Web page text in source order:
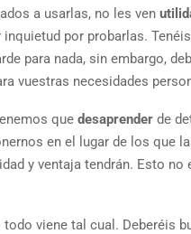
a usarlas, no les ven
por probarlas.
para nada, sin embargo,
vuestras necesidades
que desaprender de
en el lugar de los que
y ventaja tendrán. Esto
viene tal cual. Deberéis